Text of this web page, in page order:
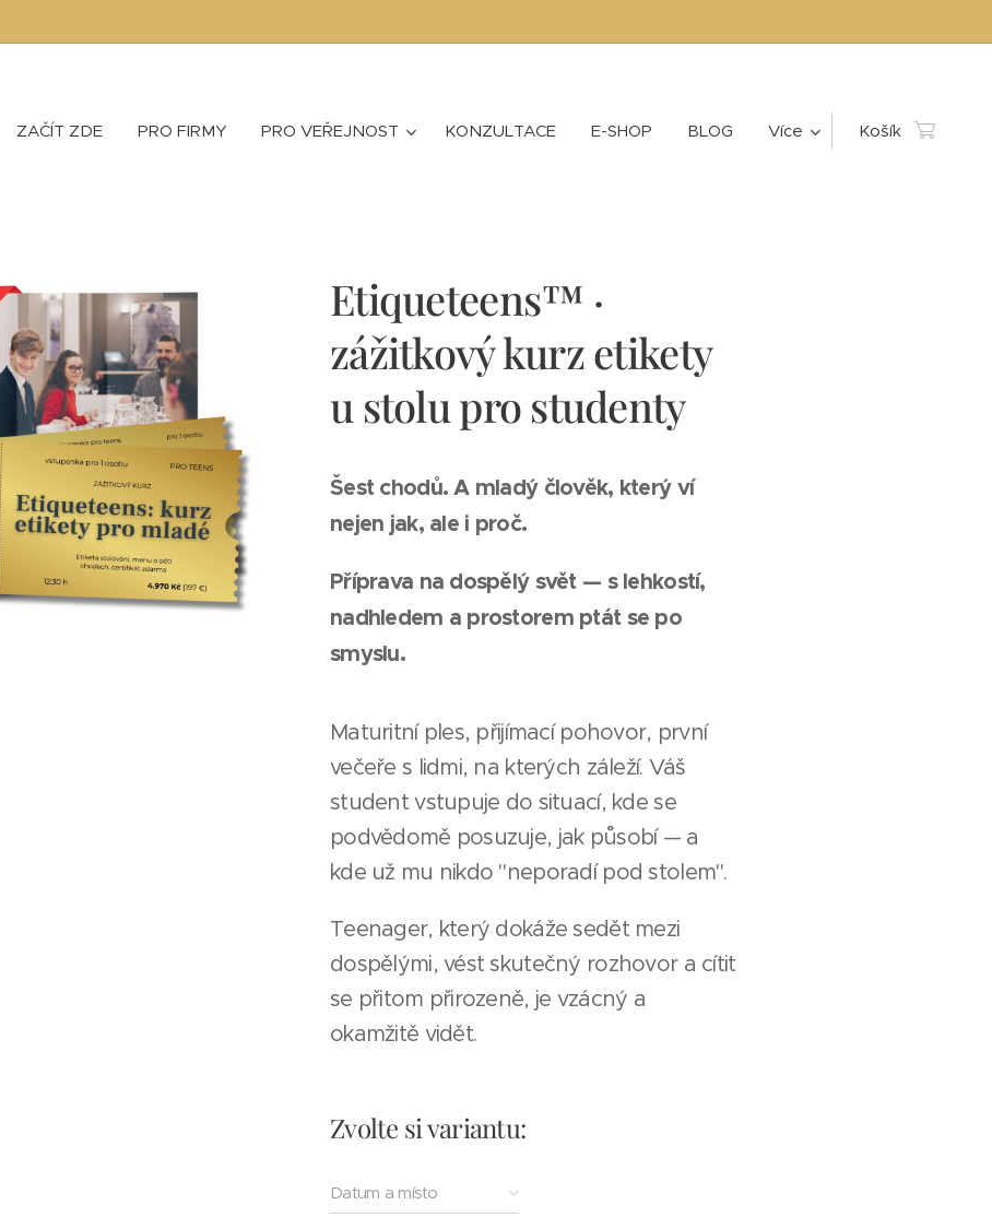
⚜ ZAČÍT ZDE PRO FIRMY PRO VEŘEJNOST KONZULTACE E-SHOP BLOG Více Košík
Etiqueteens™ ·
zážitkový kurz etikety
u stolu pro studenty
Šest chodů. A mladý člověk, který ví
nejen jak, ale i proč.
Příprava na dospělý svět — s lehkostí,
nadhledem a prostorem ptát se po
smyslu.
Maturitní ples, přijímací pohovor, první
večeře s lidmi, na kterých záleží. Váš
student vstupuje do situací, kde se
podvědomě posuzuje, jak působí — a
kde už mu nikdo "neporadí pod stolem".
Teenager, který dokáže sedět mezi
dospělými, vést skutečný rozhovor a cítit
se přitom přirozeně, je vzácný a
okamžitě vidět.
Zvolte si variantu:
Datum a místo